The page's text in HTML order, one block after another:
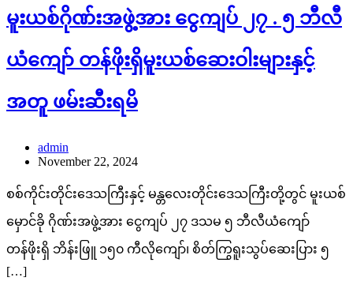
မူးယစ်ဂိုဏ်းအဖွဲ့အား ငွေကျပ် ၂၇ . ၅ ဘီလီ
ယံကျော် တန်ဖိုးရှိမူးယစ်ဆေးဝါးများနှင့်
အတူ ဖမ်းဆီးရမိ
admin
November 22, 2024
စစ်ကိုင်းတိုင်းဒေသကြီးနှင့် မန္တလေးတိုင်းဒေသကြီးတို့တွင် မူးယစ်
မှောင်ခို ဂိုဏ်းအဖွဲ့အား ငွေကျပ် ၂၇ ဒသမ ၅ ဘီလီယံကျော်
တန်ဖိုးရှိ ဘိန်းဖြူ ၁၅၀ ကီလိုကျော်၊ စိတ်ကြွရူးသွပ်ဆေးပြား ၅
[…]